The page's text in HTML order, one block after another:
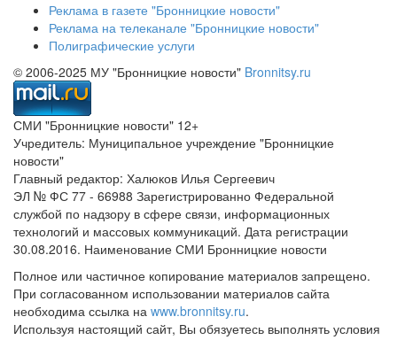
Реклама в газете "Бронницкие новости"
Реклама на телеканале "Бронницкие новости"
Полиграфические услуги
© 2006-2025 МУ "Бронницкие новости" Bronnitsy.ru
СМИ "Бронницкие новости" 12+
Учредитель: Муниципальное учреждение "Бронницкие
новости"
Главный редактор: Халюков Илья Сергеевич
ЭЛ № ФС 77 - 66988 Зарегистрированно Федеральной
службой по надзору в сфере связи, информационных
технологий и массовых коммуникаций. Дата регистрации
30.08.2016. Наименование СМИ Бронницкие новости
Полное или частичное копирование материалов запрещено.
При согласованном использовании материалов сайта
необходима ссылка на www.bronnitsy.ru.
Используя настоящий сайт, Вы обязуетесь выполнять условия